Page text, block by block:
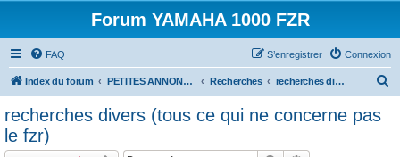
Forum YAMAHA 1000 FZR
FAQ Connexion
S’enregistrer
Index du forum PETITES ANNONCES Recherches recherches divers (tous ce qui ne concerne pas le fzr)
recherches divers (tous ce qui ne concerne pas
le fzr)